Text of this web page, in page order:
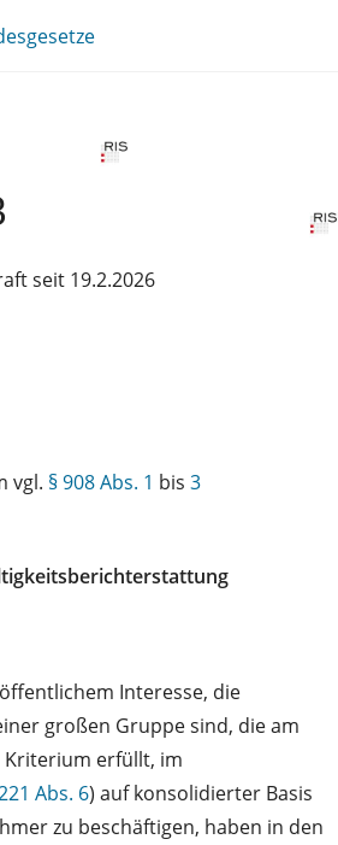
seit 19.2.2026
vgl. § 908 Abs. 1 bis 3
Interesse, die
großen Gruppe sind, die am
Kriterium erfüllt, im
Abs. 6) auf konsolidierter Basis
zu beschäftigen, haben in den